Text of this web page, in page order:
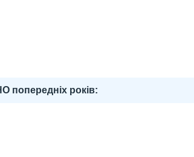
попередніх років: